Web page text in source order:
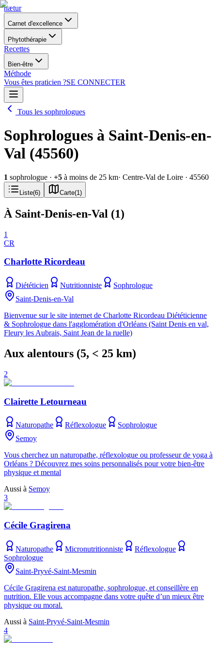
nætur
Carnet d'excellence
Phytothérapie
Recettes
Bien-être
Méthode
Vous êtes praticien ?SE CONNECTER
Tous les sophrologues
Sophrologues à Saint-Denis-en-
Val (45560)
1 sophrologue · +5 à moins de 25 km· Centre-Val de Loire · 45560
Liste(6) Carte(1 )
À Saint-Denis-en-Val (1)
1
CR
Charlotte Ricordeau
Diététicien Nutritionniste
Sophrologue
Saint-Denis-en-Val
Bienvenue sur le site internet de Charlotte Ricordeau Diététicienne
& Sophrologue dans l'agglomération d'Orléans (Saint Denis en val,
Fleury les Aubrais, Saint Jean de la ruelle)
Aux alentours (5, < 25 km)
2
Clairette Letourneau
Naturopathe Réflexologue
Sophrologue
Semoy
Vous cherchez un naturopathe, réflexologue ou professeur de yoga à
Orléans ? Découvrez mes soins personnalisés pour votre bien-être
physique et mental
Aussi à Semoy
3
Cécile Gragirena
Naturopathe Micronutritionniste
Réflexologue
Sophrologue
Saint-Pryvé-Saint-Mesmin
Cécile Gragirena est naturopathe, sophrologue, et conseillère en
nutrition. Elle vous accompagne dans votre quête d’un mieux être
physique ou moral.
Aussi à Saint-Pryvé-Saint-Mesmin
4